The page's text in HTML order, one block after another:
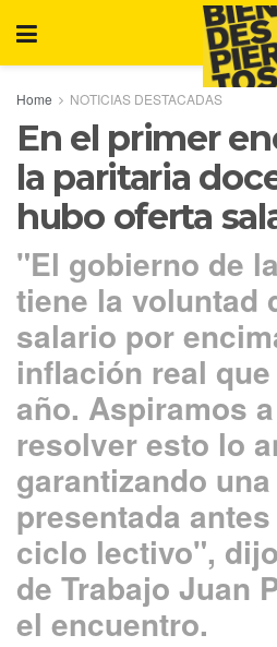
Home NOTICIAS DESTACADAS
En el primer
la paritaria
hubo oferta
"El gobierno de
tiene la voluntad
salario por
inflación real
año. Aspiramos
resolver esto lo
garantizando
presentada
ciclo lectivo",
de Trabajo Juan
el encuentro.